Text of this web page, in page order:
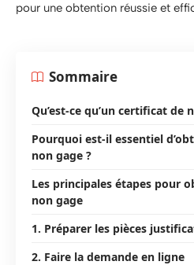
pour une obtention réussie et
Sommaire
Qu’est-ce qu’un certificat de
Pourquoi est-il essentiel
non gage ?
Les principales étapes pour
non gage
1. Préparer les pièces
2. Faire la demande en ligne